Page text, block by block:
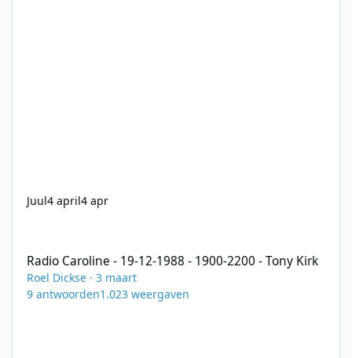
Juul4 april4 apr
Radio Caroline - 19-12-1988 - 1900-2200 - Tony Kirk
Roel Dickse ·3 maart
9 antwoorden1.023 weergaven